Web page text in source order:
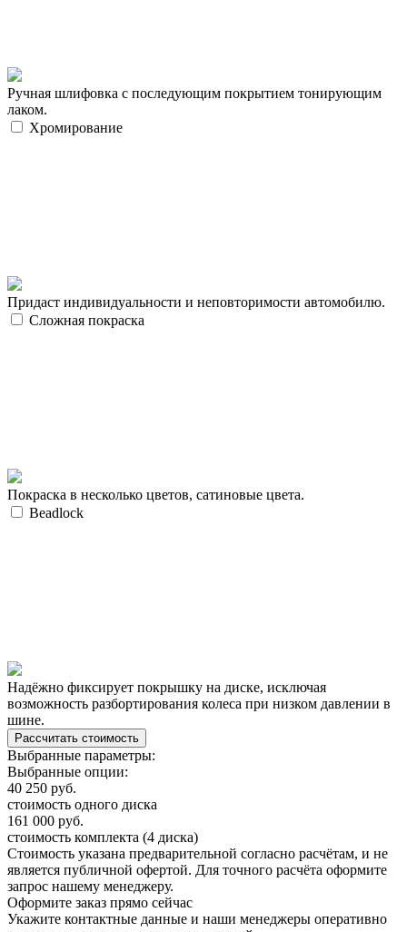
Ручная шлифовка с последующим покрытием тонирующим
лаком.
Хромирование
Придаст индивидуальности и неповторимости автомобилю.
Сложная покраска
Покраска в несколько цветов, сатиновые цвета.
Beadlock
Надёжно фиксирует покрышку на диске, исключая
возможность разбортирования колеса при низком давлении в
шине.
Выбранные параметры:
Выбранные опции:
40 250 руб.
стоимость одного диска
161 000 руб.
стоимость комплекта (4 диска)
Стоимость указана предварительной согласно расчётам, и не
является публичной офертой. Для точного расчёта оформите
запрос нашему менеджеру.
Оформите заказ прямо сейчас
Укажите контактные данные и наши менеджеры оперативно